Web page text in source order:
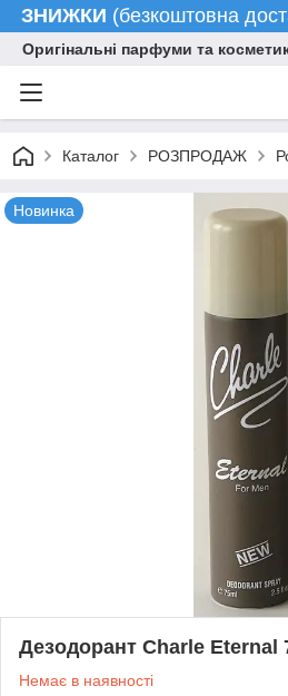
ЗНИЖКИ (безкоштовна
Оригінальні парфуми та
Каталог РОЗПРОДАЖ
Новинка
Дезодорант Charle Eternal
Немає в наявності